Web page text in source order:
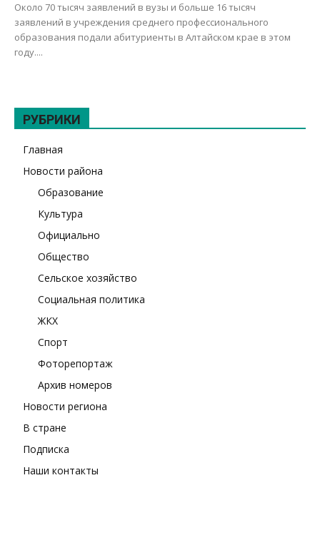
Около 70 тысяч заявлений в вузы и больше 16 тысяч
заявлений в учреждения среднего профессионального
образования подали абитуриенты в Алтайском крае в этом
году....
РУБРИКИ
Главная
Новости района
Образование
Культура
Официально
Общество
Сельское хозяйство
Социальная политика
ЖКХ
Спорт
Фоторепортаж
Архив номеров
Новости региона
В стране
Подписка
Наши контакты